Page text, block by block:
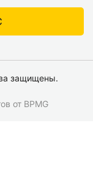
защищены.
от BPMG